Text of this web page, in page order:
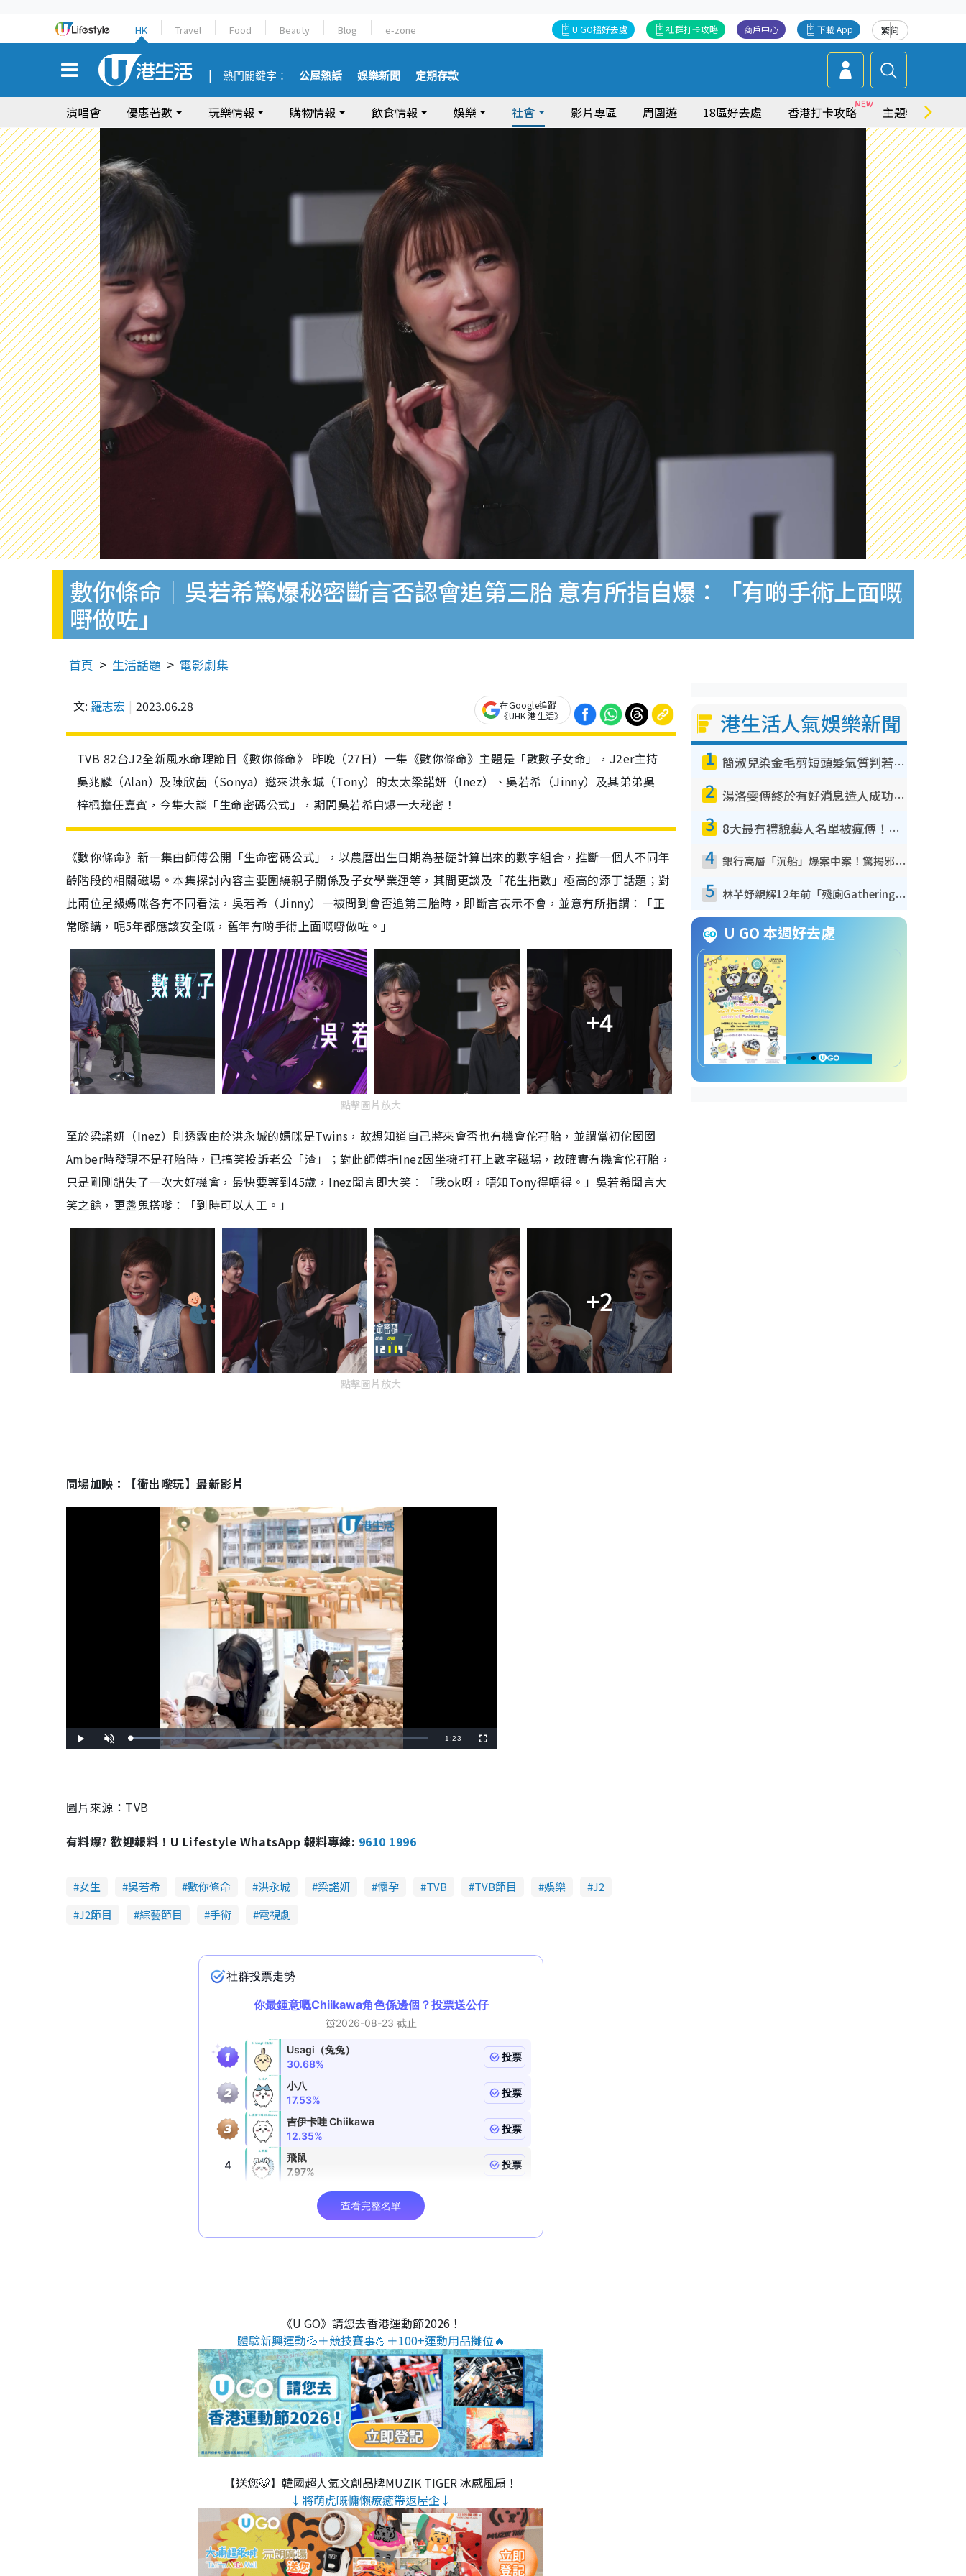
HK Travel Food Beauty Blog e-zone 繁简
下載 App
商戶中心
社群打卡攻略
U GO搵好去處
熱門關鍵字： 公屋熱話 娛樂新聞 定期存款
演唱會 優惠著數 玩樂情報 購物情報 飲食情報 娛樂 社會 影片專區 周圍遊 18區好去處 香港打卡攻略 主題特集
數你條命｜吳若希驚爆秘密斷言否認會追第三胎 意有所指自爆：「有啲手術上面嘅
嘢做咗」
首頁 生活話題 電影劇集
文: 羅志宏 2023.06.28
在Google追蹤
《UHK 港生活》
TVB 82台J2全新風水命理節目《數你條命》 昨晚（27日）一集《數你條命》主題是「數數子女命」，J2er主持
吳兆麟（Alan）及陳欣茵（Sonya）邀來洪永城（Tony）的太太梁諾妍（Inez）、吳若希（Jinny）及其弟弟吳
梓楓擔任嘉賓，今集大談「生命密碼公式」，期間吳若希自爆一大秘密！
《數你條命》新一集由師傅公開「生命密碼公式」，以農曆出生日期為基礎計算出來的數字組合，推斷一個人不同年
齡階段的相關磁場。本集探討內容主要圍繞親子關係及子女學業運等，其間更談及「花生指數」極高的添丁話題；對
此兩位星級媽咪各有不同看法，吳若希（Jinny）一被問到會否追第三胎時，即斷言表示不會，並意有所指謂：「正
常嚟講，呢5年都應該安全嘅，舊年有啲手術上面嘅嘢做咗。」
+4
點擊圖片放大
至於梁諾妍（Inez）則透露由於洪永城的媽咪是Twins，故想知道自己將來會否也有機會佗孖胎，並謂當初佗囡囡
Amber時發現不是孖胎時，已搞笑投訴老公「渣」；對此師傅指Inez因坐擁打孖上數字磁場，故確實有機會佗孖胎，
只是剛剛錯失了一次大好機會，最快要等到45歲，Inez聞言即大笑︰「我ok呀，唔知Tony得唔得。」吳若希聞言大
笑之餘，更盞鬼搭嗲：「到時可以人工。」
+2
點擊圖片放大
同場加映：【衝出嚟玩】最新影片
l
n
L
o
R
n
i
-1:23
u
圖片來源：TVB
有料爆? 歡迎報料！U Lifestyle WhatsApp 報料專線: 9610 1996
女生 吳若希 數你條命 洪永城 梁諾妍 懷孕 TVB TVB節目 娛樂
J2
J2節目
綜藝節目 手術 電視劇
《U GO》請您去香港運動節2026！
體驗新興運動💦＋競技賽事💪＋100+運動用品攤位🔥
【送您🐯】韓國超人氣文創品牌MUZIK TIGER 冰感風扇！
↓將萌虎嘅慵懶療癒帶返屋企↓
港生活人氣娛樂新聞
1 簡淑兒染金毛剪短頭髮氣質判若兩人！嚇壞老公麥大力都認唔出：「你做咩事？」
2 湯洛雯傳終於有好消息造人成功！兩大細節曝孕味極濃惹猜測：大肚婆先會咁！
3 8大最冇禮貌藝人名單被瘋傳！網民揭發明星真面目 一致數臭呢位係無品天花板？
4 銀行高層「沉船」爆案中案！驚揭邪教洗腦操控賣淫被吞600萬 幕後黑手講多錯多
5 林芊妤親解12年前「殘廁Gathering」真相！高層解約一句話重創尊嚴至今拒返TVB
U GO 本週好去處